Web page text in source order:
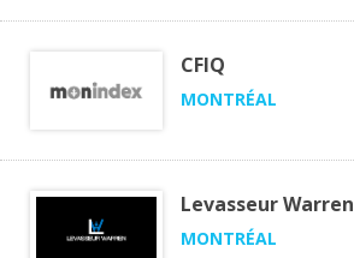
CFIQ
MONTRÉAL
Levasseur Warren
MONTRÉAL